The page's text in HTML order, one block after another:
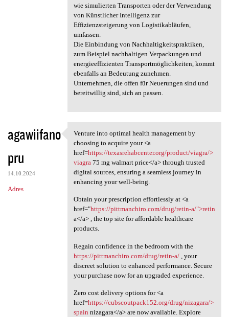
wie simulierten Transporten oder der Verwendung
von Künstlicher Intelligenz zur
Effizienzsteigerung von Logistikabläufen,
umfassen.
Die Einbindung von Nachhaltigkeitspraktiken,
zum Beispiel nachhaltigen Verpackungen und
energieeffizienten Transportmöglichkeiten, kommt
ebenfalls an Bedeutung zunehmen.
Unternehmen, die offen für Neuerungen sind und
bereitwillig sind, sich an passen.
agawiifano
pru
14.10.2024
Adres
Venture into optimal health
Venture into optimal health management by
choosing to acquire your <a
href=https://texasrehabcenter.org/product/viagra/>
viagra 75 mg walmart price</a> through trusted
digital sources, ensuring a seamless journey in
enhancing your well-being.
Obtain your prescription effortlessly at <a
href="https://pittmanchiro.com/drug/retin-a/">retin
a</a> , the top site for affordable healthcare
products.
Regain confidence in the bedroom with the
https://pittmanchiro.com/drug/retin-a/, your
discreet solution to enhanced performance. Secure
your purchase now for an upgraded experience.
Zero cost delivery options for <a
href=https://cubscoutpack152.org/drug/nizagara/>
spain nizagara</a> are now available. Explore